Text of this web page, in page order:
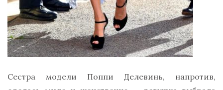
Сестра модели Поппи Делевинь, напротив,